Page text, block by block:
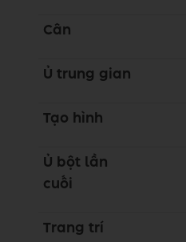
Cân
Ủ trung gian
Tạo hình
Ủ bột lần
cuối
Trang trí